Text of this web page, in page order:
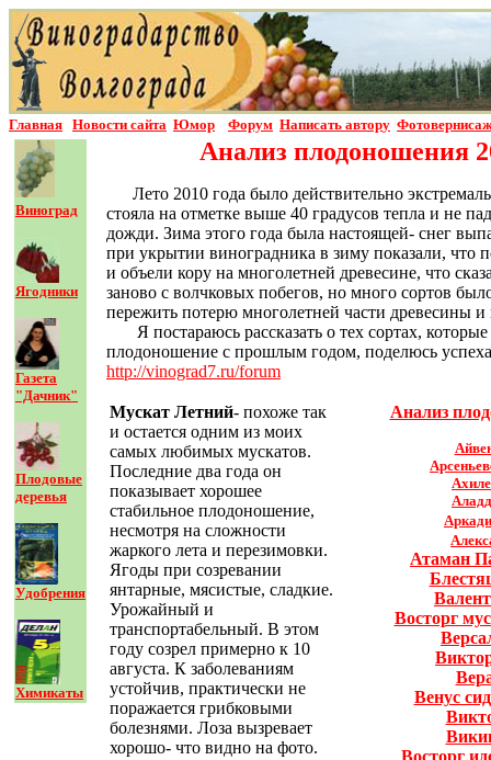
Главная Новости сайта Юмор Форум Написать автору
Виноград
Ягодники
Газета
"Дачник"
Плодовые
деревья
Удобрения
Химикаты
Анализ плодоношения
Лето 2010 года было действительно
стояла на отметке выше 40 градусов тепла и не
дожди. Зима этого года была настоящей- снег
при укрытии виноградника в зиму показали, что
и объели кору на многолетней древесине, что
заново с волчковых побегов, но много сортов
пережить потерю многолетней части древесины и
Я постараюсь рассказать о тех сортах,
плодоношение с прошлым годом, поделюсь
http://vinograd7.ru/forum
Мускат Летний- похоже так
и остается одним из моих
самых любимых мускатов.
Последние два года он
показывает хорошее
стабильное плодоношение,
несмотря на сложности
жаркого лета и перезимовки.
Ягоды при созревании
янтарные, мясистые, сладкие.
Урожайный и
транспортабельный. В этом
году созрел примерно к 10
августа. К заболеваниям
устойчив, практически не
поражается грибковыми
болезнями. Лоза вызревает
хорошо- что видно на фото.
Анализ
Атаман
Восторг
Венус
Восторг